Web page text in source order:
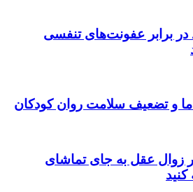
در برابر عفونت‌های تنفسی
و تضعیف سلامت روان کودکان
عقل به جای تماشای